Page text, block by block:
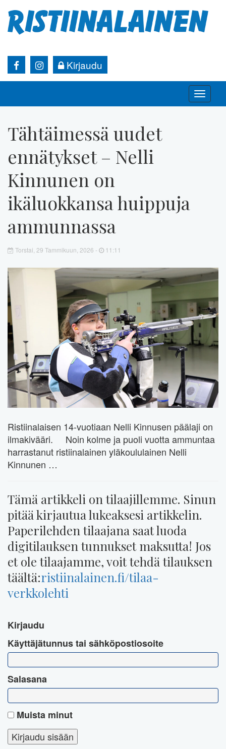
Kirjaudu
Toggle
Tähtäimessä uudet
ennätykset – Nelli
Kinnunen on
ikäluokkansa huippuja
ammunnassa
Torstai, 29 Tammikuun, 2026 - 11:11
Ristiinalaisen 14-vuotiaan Nelli Kinnusen päälaji on
ilmakivääri. Noin kolme ja puoli vuotta ammuntaa
harrastanut ristiinalainen yläkoululainen Nelli
Kinnunen …
Tämä artikkeli on tilaajillemme. Sinun
pitää kirjautua lukeaksesi artikkelin.
Paperilehden tilaajana saat luoda
digitilauksen tunnukset maksutta! Jos
et ole tilaajamme, voit tehdä tilauksen
täältä:ristiinalainen.fi/tilaa-
verkkolehti
Kirjaudu
Käyttäjätunnus tai sähköpostiosoite
Salasana
Muista minut